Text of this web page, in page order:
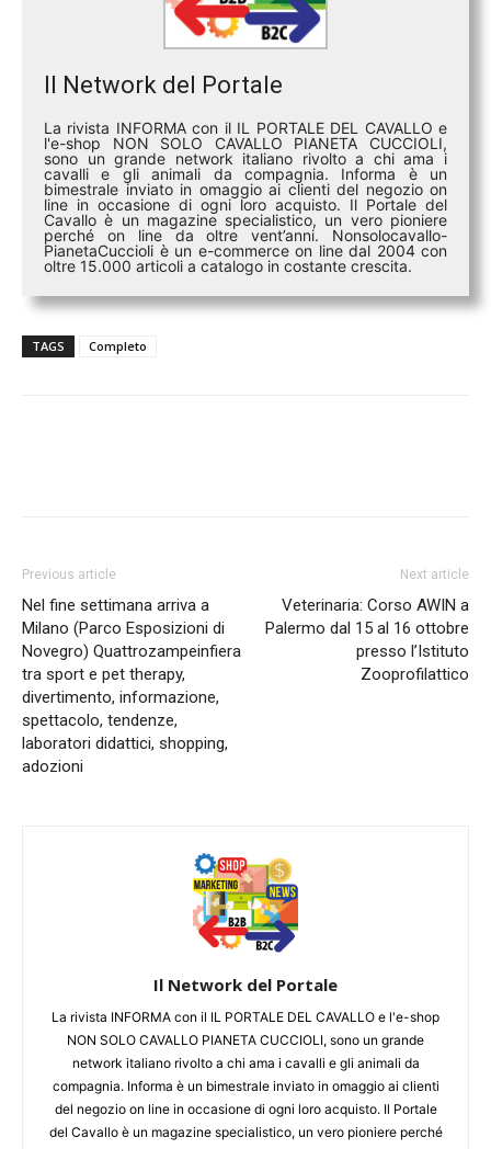
Il Network del Portale
La rivista INFORMA con il IL PORTALE DEL CAVALLO e
l'e-shop NON SOLO CAVALLO PIANETA CUCCIOLI,
sono un grande network italiano rivolto a chi ama i
cavalli e gli animali da compagnia. Informa è un
bimestrale inviato in omaggio ai clienti del negozio on
line in occasione di ogni loro acquisto. Il Portale del
Cavallo è un magazine specialistico, un vero pioniere
perché on line da oltre vent’anni. Nonsolocavallo-
PianetaCuccioli è un e-commerce on line dal 2004 con
oltre 15.000 articoli a catalogo in costante crescita.
TAGS Completo
Previous article
Nel fine settimana arriva a
Milano (Parco Esposizioni di
Novegro) Quattrozampeinfiera
tra sport e pet therapy,
divertimento, informazione,
spettacolo, tendenze,
laboratori didattici, shopping,
adozioni
Next article
Veterinaria: Corso AWIN a
Palermo dal 15 al 16 ottobre
presso l’Istituto
Zooprofilattico
Il Network del Portale
La rivista INFORMA con il IL PORTALE DEL CAVALLO e l'e-shop
NON SOLO CAVALLO PIANETA CUCCIOLI, sono un grande
network italiano rivolto a chi ama i cavalli e gli animali da
compagnia. Informa è un bimestrale inviato in omaggio ai clienti
del negozio on line in occasione di ogni loro acquisto. Il Portale
del Cavallo è un magazine specialistico, un vero pioniere perché